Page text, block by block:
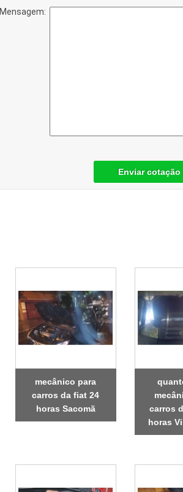
Mensagem:
Enviar cotação
mecânico para
carros da fiat 24
horas Sacomã
carros
horas